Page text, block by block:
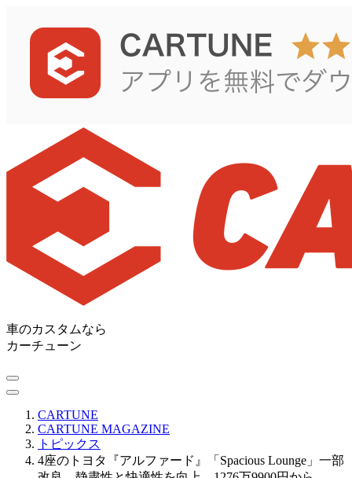
車のカスタムなら
カーチューン
CARTUNE
CARTUNE MAGAZINE
トピックス
4座のトヨタ『アルファード』「Spacious Lounge」一部